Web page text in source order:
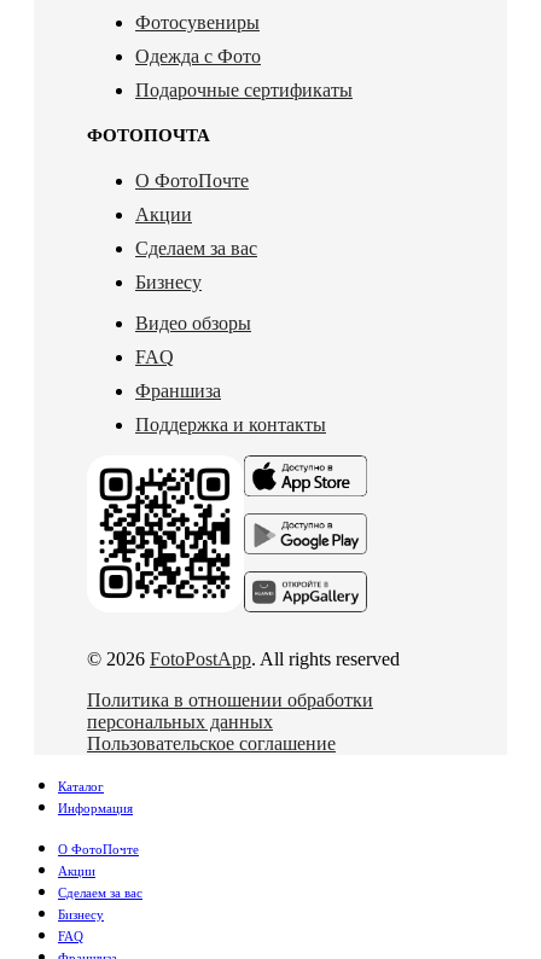
Фотосувениры
Одежда с Фото
Подарочные сертификаты
ФОТОПОЧТА
О ФотоПочте
Акции
Сделаем за вас
Бизнесу
Видео обзоры
FAQ
Франшиза
Поддержка и контакты
© 2026 FotoPostApp. All rights reserved
Политика в отношении обработки
персональных данных
Пользовательское соглашение
Каталог
Информация
О ФотоПочте
Акции
Сделаем за вас
Бизнесу
FAQ